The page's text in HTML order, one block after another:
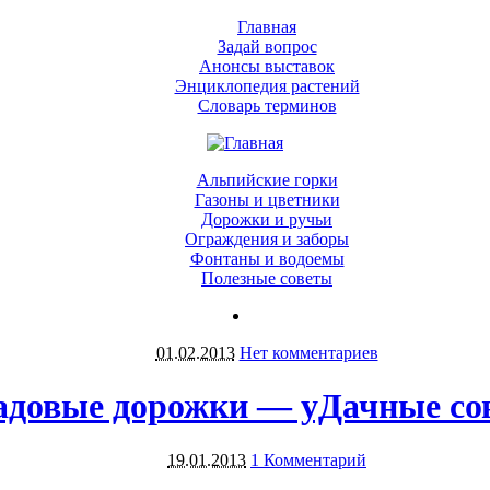
Главная
Задай вопрос
Анонсы выставок
Энциклопедия растений
Словарь терминов
Альпийские горки
Газоны и цветники
Дорожки и ручьи
Ограждения и заборы
Фонтаны и водоемы
Полезные советы
01.02.2013 Нет комментариев
дорожки — уДачные
19.01.2013 1 Комментарий